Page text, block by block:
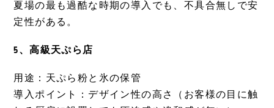
夏場の最も過酷な時期の導入でも、不具合無しで安
定性がある。
5、高級天ぷら店
用途：天ぷら粉と氷の保管
導入ポイント：デザイン性の高さ（お客様の目に触